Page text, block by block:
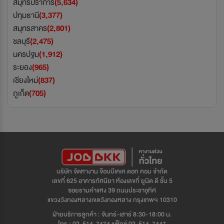
ปทุมธานี(3,377)
สมุทรสาคร(2,801)
ชลบุรี(2,475)
นครปฐม(1,912)
ระยอง(965)
เชียงใหม่(837)
ภูเก็ต(705)
บริษัท จัดหางาน จ๊อบบีเคเค ดอท คอม จำกัด
เลขที่ 625 อาคารทัศนียา ห้องเลขที่ ยูนิต ดี ชั้น 5
ซอยรามคำแหง 39 ถนนประชาอุทิศ
แขวงวังทองหลางเขตวังทองหลาง กรุงเทพฯ 10310
ฝ่ายบริการลูกค้า : จันทร์-เสาร์ 8:30-18:00 น.